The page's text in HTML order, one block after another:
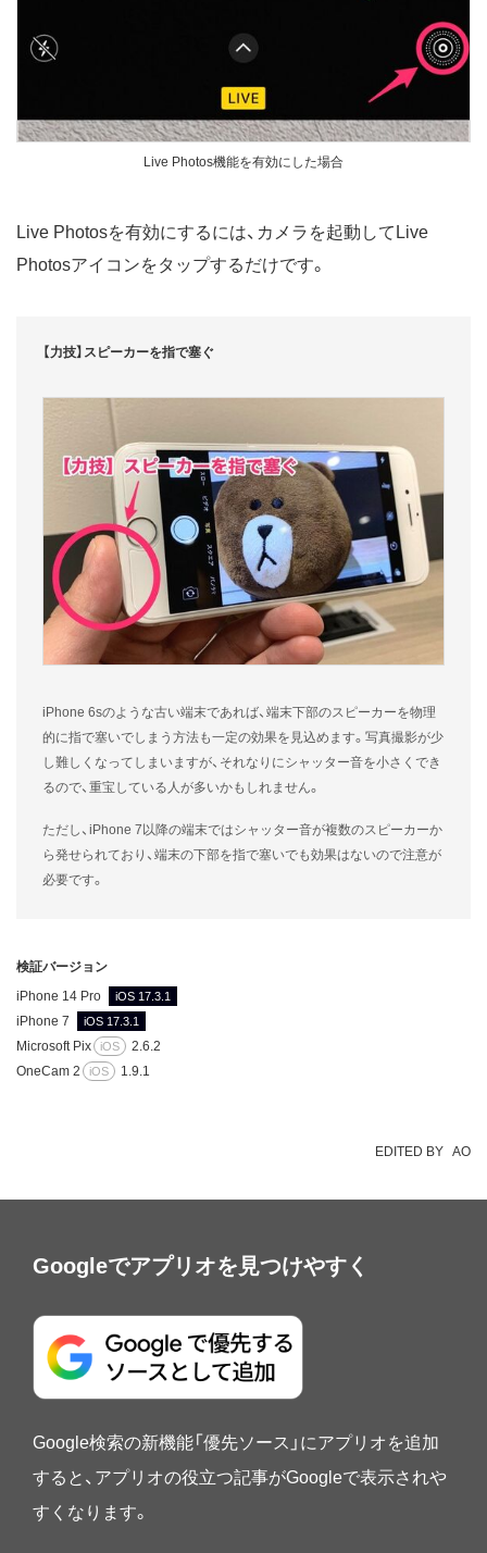
Live Photos機能を有効にした場合
Live Photosを有効にするには、カメラを起動してLive
Photosアイコンをタップするだけです。
【力技】スピーカーを指で塞ぐ
iPhone 6sのような古い端末であれば、端末下部のスピーカーを物理
的に指で塞いでしまう方法も一定の効果を見込めます。写真撮影が少
し難しくなってしまいますが、それなりにシャッター音を小さくでき
るので、重宝している人が多いかもしれません。
ただし、iPhone 7以降の端末ではシャッター音が複数のスピーカーか
ら発せられており、端末の下部を指で塞いでも効果はないので注意が
必要です。
検証バージョン
iPhone 14 Pro
iOS 17.3.1
iPhone 7 iOS 17.3.1
Microsoft Pix iOS
2.6.2
OneCam 2
iOS 1.9.1
EDITED BY AO
Googleでアプリオを見つけやすく
Google検索の新機能「優先ソース」にアプリオを追加
すると、アプリオの役立つ記事がGoogleで表示されや
すくなります。